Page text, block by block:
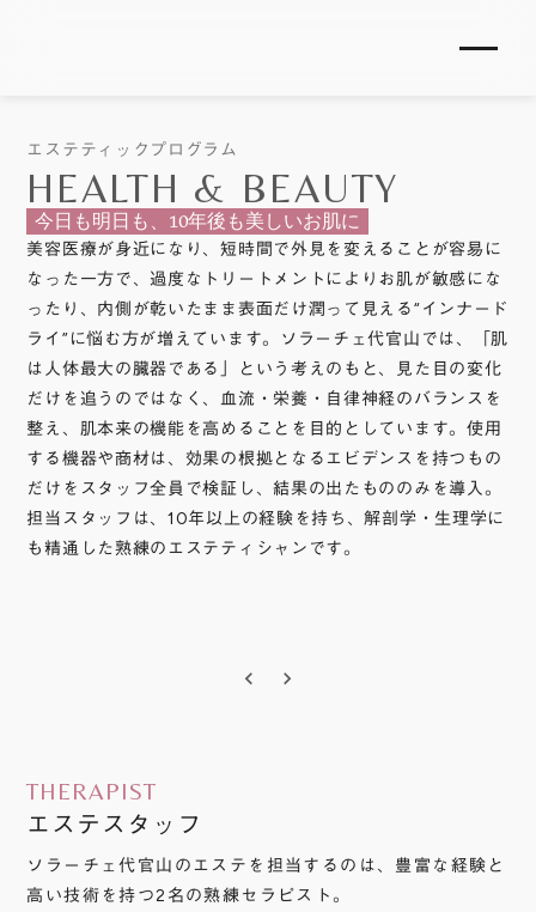
エステティックプログラム
HEALTH & BEAUTY
今日も明日も、10年後も美しいお肌に
美容医療が身近になり、短時間で外見を変えることが容易に
なった一方で、過度なトリートメントによりお肌が敏感にな
ったり、内側が乾いたまま表面だけ潤って見える“インナード
ライ”に悩む方が増えています。ソラーチェ代官山では、「肌
は人体最大の臓器である」という考えのもと、見た目の変化
だけを追うのではなく、血流・栄養・自律神経のバランスを
整え、肌本来の機能を高めることを目的としています。使用
する機器や商材は、効果の根拠となるエビデンスを持つもの
だけをスタッフ全員で検証し、結果の出たもののみを導入。
担当スタッフは、10年以上の経験を持ち、解剖学・生理学に
も精通した熟練のエステティシャンです。
keyboard_arrow_left keyboard_arrow_right
THERAPIST
エステスタッフ
ソラーチェ代官山のエステを担当するのは、豊富な経験と
高い技術を持つ2名の熟練セラピスト。